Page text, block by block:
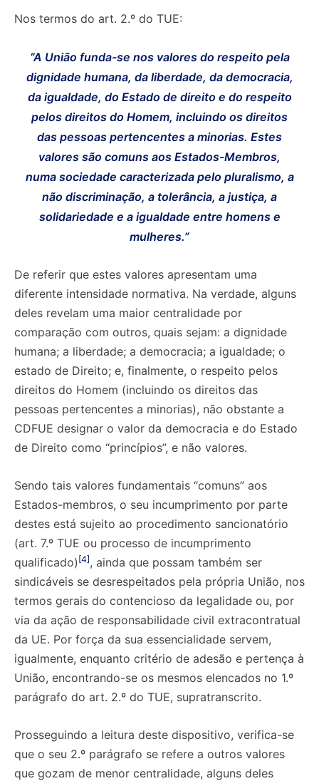
Nos termos do art. 2.º do TUE:
“A União funda-se nos valores do respeito pela
dignidade humana, da liberdade, da democracia,
da igualdade, do Estado de direito e do respeito
pelos direitos do Homem, incluindo os direitos
das pessoas pertencentes a minorias. Estes
valores são comuns aos Estados-Membros,
numa sociedade caracterizada pelo pluralismo, a
não discriminação, a tolerância, a justiça, a
solidariedade e a igualdade entre homens e
mulheres.”
De referir que estes valores apresentam uma
diferente intensidade normativa. Na verdade, alguns
deles revelam uma maior centralidade por
comparação com outros, quais sejam: a dignidade
humana; a liberdade; a democracia; a igualdade; o
estado de Direito; e, finalmente, o respeito pelos
direitos do Homem (incluindo os direitos das
pessoas pertencentes a minorias), não obstante a
CDFUE designar o valor da democracia e do Estado
de Direito como “princípios”, e não valores.
Sendo tais valores fundamentais “comuns” aos
Estados-membros, o seu incumprimento por parte
destes está sujeito ao procedimento sancionatório
(art. 7.º TUE ou processo de incumprimento
qualificado) [4], ainda que possam também ser
sindicáveis se desrespeitados pela própria União, nos
termos gerais do contencioso da legalidade ou, por
via da ação de responsabilidade civil extracontratual
da UE. Por força da sua essencialidade servem,
igualmente, enquanto critério de adesão e pertença à
União, encontrando-se os mesmos elencados no 1.º
parágrafo do art. 2.º do TUE, supratranscrito.
Prosseguindo a leitura deste dispositivo, verifica-se
que o seu 2.º parágrafo se refere a outros valores
que gozam de menor centralidade, alguns deles